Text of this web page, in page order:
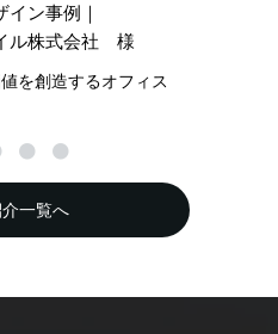
イン事例｜
ル株式会社 様
を創造するオフィス
一覧へ